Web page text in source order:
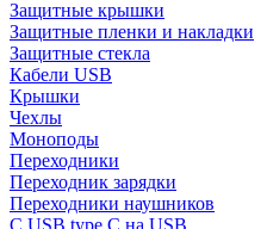
Защитные крышки
Защитные пленки и накладки
Защитные стекла
Кабели USB
Крышки
Чехлы
Моноподы
Переходники
Переходник зарядки
Переходники наушников
С USB type C на USB